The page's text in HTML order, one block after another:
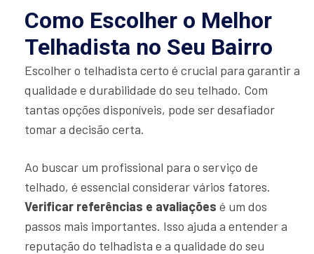
Como Escolher o Melhor
Telhadista no Seu Bairro
Escolher o telhadista certo é crucial para garantir a
qualidade e durabilidade do seu telhado. Com
tantas opções disponíveis, pode ser desafiador
tomar a decisão certa.
Ao buscar um profissional para o serviço de
telhado, é essencial considerar vários fatores.
Verificar referências e avaliações é um dos
passos mais importantes. Isso ajuda a entender a
reputação do telhadista e a qualidade do seu